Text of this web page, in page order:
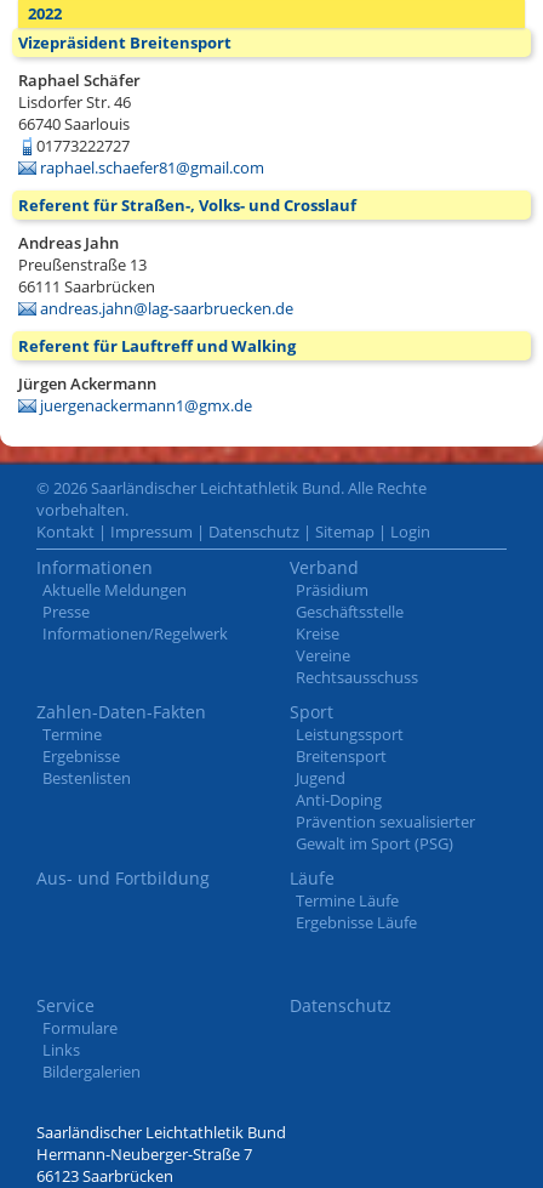
2022
Vizepräsident Breitensport
Raphael Schäfer
Lisdorfer Str. 46
66740Saarlouis
01773222727
raphael.schaefer81@gmail.com
Referent für Straßen-, Volks- und Crosslauf
Andreas Jahn
Preußenstraße 13
66111 Saarbrücken
andreas.jahn@lag-saarbruecken.de
Referent für Lauftreff und Walking
Jürgen Ackermann
juergenackermann1@gmx.de
© 2026 Saarländischer Leichtathletik Bund. Alle Rechte
vorbehalten.
Kontakt | Impressum | Datenschutz | Sitemap | Login
Informationen
Aktuelle Meldungen
Presse
Informationen/Regelwerk
Verband
Präsidium
Geschäftsstelle
Kreise
Vereine
Rechtsausschuss
Zahlen-Daten-Fakten
Termine
Ergebnisse
Bestenlisten
Sport
Leistungssport
Breitensport
Jugend
Anti-Doping
Prävention sexualisierter
Gewalt im Sport (PSG)
Aus- und Fortbildung Läufe
Termine Läufe
Ergebnisse Läufe
Service
Formulare
Links
Bildergalerien
Datenschutz
Saarländischer Leichtathletik Bund
Hermann-Neuberger-Straße 7
66123 Saarbrücken